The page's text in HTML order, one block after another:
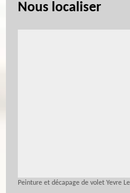
Nous localiser
Peinture et décapage de volet Yevre Le